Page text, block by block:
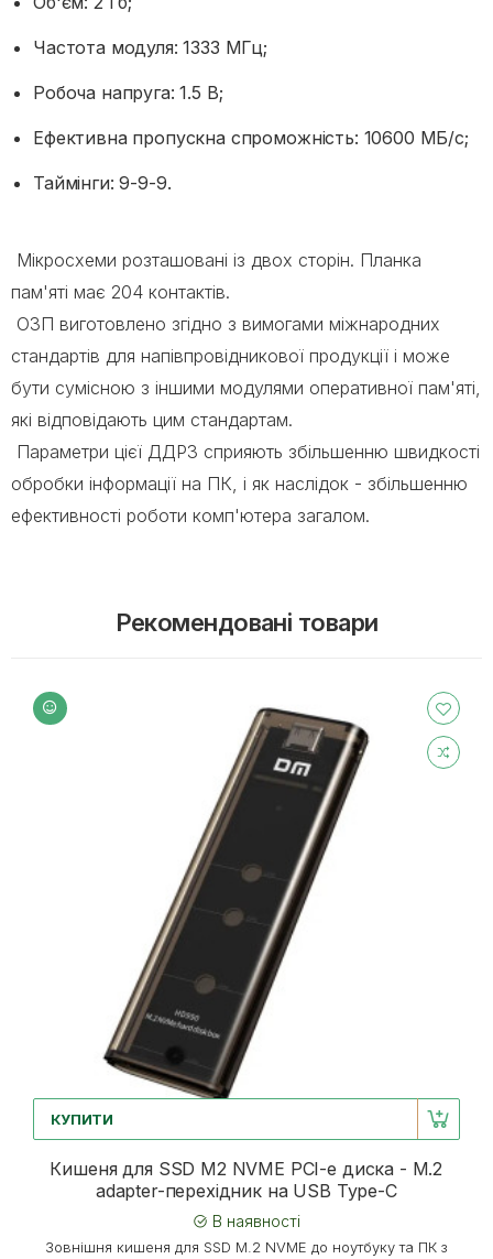
Частота модуля: 1333 МГц;
Робоча напруга: 1.5 В;
Ефективна пропускна спроможність: 10600 МБ/с;
Таймінги: 9-9-9.
Мікросхеми розташовані із двох сторін. Планка
пам'яті має 204 контактів.
ОЗП виготовлено згідно з вимогами міжнародних
стандартів для напівпровідникової продукції і може
бути сумісною з іншими модулями оперативної пам'яті,
які відповідають цим стандартам.
Параметри цієї ДДР3 сприяють збільшенню швидкості
обробки інформації на ПК, і як наслідок - збільшенню
ефективності роботи комп'ютера загалом.
Рекомендовані товари
КУПИТИ
Кишеня для SSD M2 NVME PCI-e диска - M.2
adapter-перехідник на USB Type-C
В наявності
Зовнішня кишеня для SSD M.2 NVME до ноутбуку та ПК з